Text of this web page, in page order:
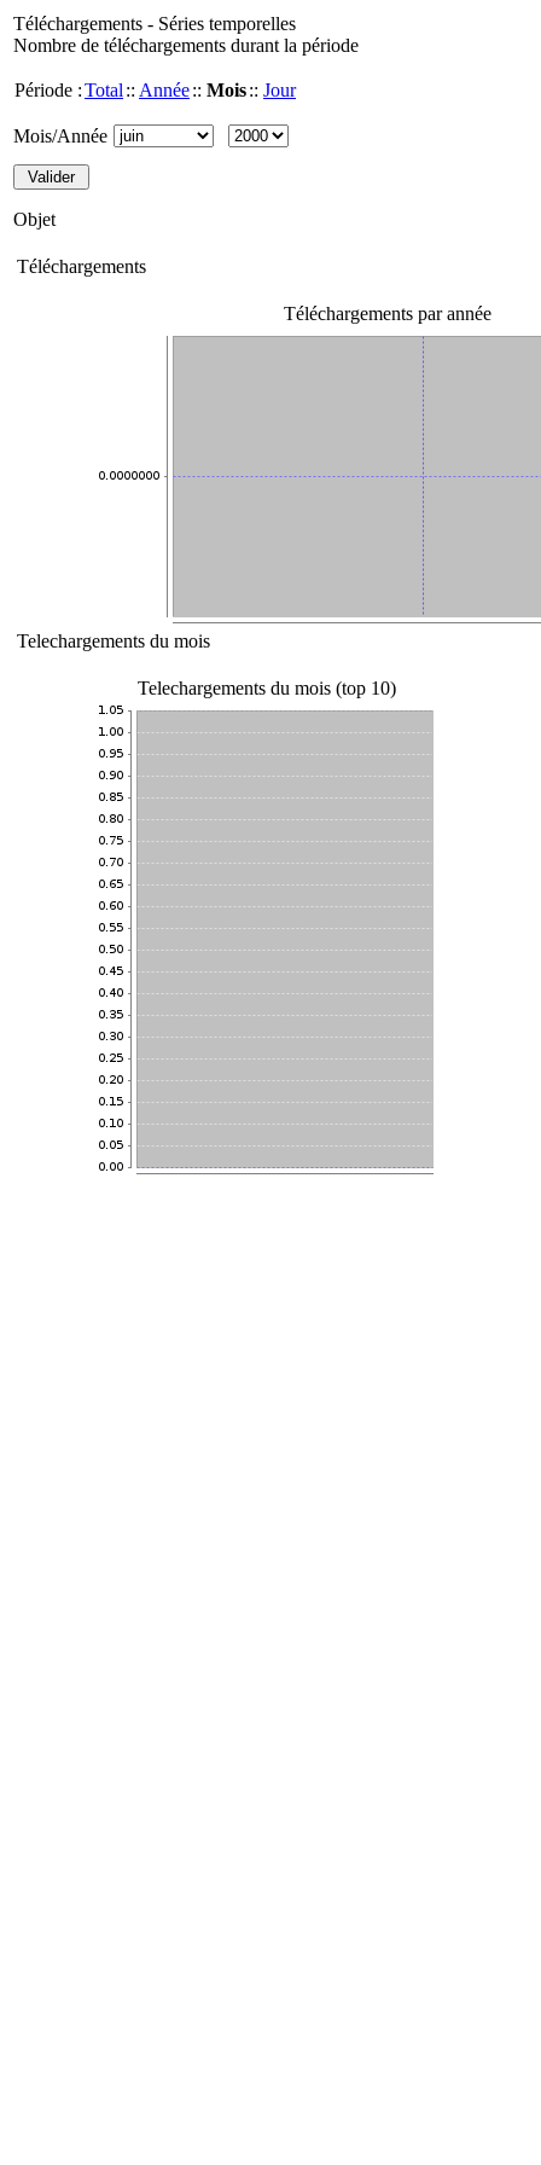
Téléchargements - Séries temporelles
Nombre de téléchargements durant la période
Période :Total :: Année:: Mois:: Jour
Mois/Année
Objet
Téléchargements
Téléchargements par année
Telechargements du mois
Telechargements du mois (top 10)